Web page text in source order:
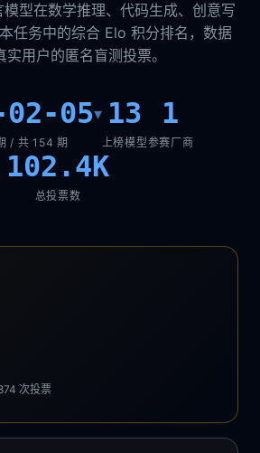
型在数学推理、代码生成、创意写
任务中的综合 Elo 积分排名，数据
实用户的匿名盲测投票。
05▾
/ 共 154 期
13
上榜模型
1
参赛厂商
102.4K
总投票数
次投票